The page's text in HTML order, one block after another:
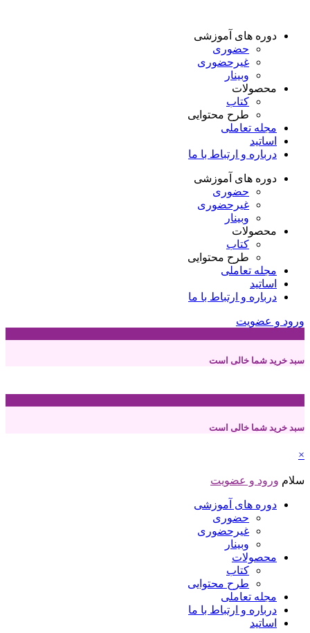
دوره های آموزشی
حضوری
غیرحضوری
وبینار
محصولات
کتاب
طرح محتوایی
مجله تعاملی
اساتید
درباره و ارتباط با ما
دوره های آموزشی
حضوری
غیرحضوری
وبینار
محصولات
کتاب
طرح محتوایی
مجله تعاملی
اساتید
درباره و ارتباط با ما
ورود و عضویت
سبد خرید شما خالی است
سبد خرید شما خالی است
×
سلام ورود و عضویت
دوره های آموزشی
حضوری
غیرحضوری
وبینار
محصولات
کتاب
طرح محتوایی
مجله تعاملی
درباره و ارتباط با ما
اساتید